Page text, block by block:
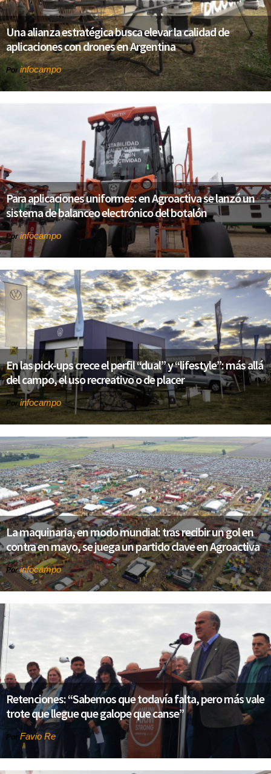
Una alianza estratégica busca elevar la calidad de
aplicaciones con drones en Argentina
Por infocampo
Para aplicaciones uniformes: en Agroactiva se lanzó un
sistema de balanceo electrónico del botalón
Por infocampo
En las pick-ups crece el perfil “dual” y “lifestyle”: más allá
del campo, el uso recreativo o de placer
Por infocampo
La maquinaria, en modo mundial: tras recibir un gol en
contra en mayo, se juega un partido clave en Agroactiva
Porinfocampo
Retenciones: “Sabemos que todavía falta, pero más vale
trote que llegue que galope que canse”
Por Favio Re